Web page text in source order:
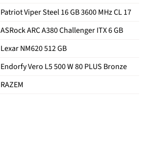
Patriot Viper Steel 16 GB 3600 MHz CL 17
ASRock ARC A380 Challenger ITX 6 GB
Lexar NM620 512 GB
Endorfy Vero L5 500 W 80 PLUS Bronze
RAZEM